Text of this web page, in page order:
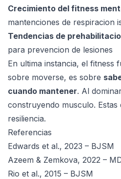
Crecimiento del fitness
mantenciones de respiracion
Tendencias de
para prevencion de lesiones
En ultima instancia, el fitness
sobre moverse, es sobre
cuando mantener. Al
construyendo musculo. Estas
resiliencia.
Referencias
Edwards et al., 2023 – BJSM
Azeem & Zemkova, 2022 –
Rio et al., 2015 – BJSM